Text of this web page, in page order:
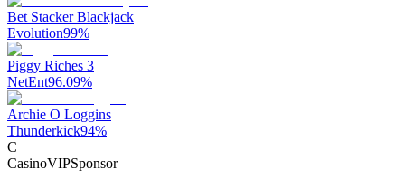
Bet Stacker Blackjack
Evolution99%
Piggy Riches 3
NetEnt96.09%
Archie O Loggins
Thunderkick94%
C
CasinoVIPSponsor